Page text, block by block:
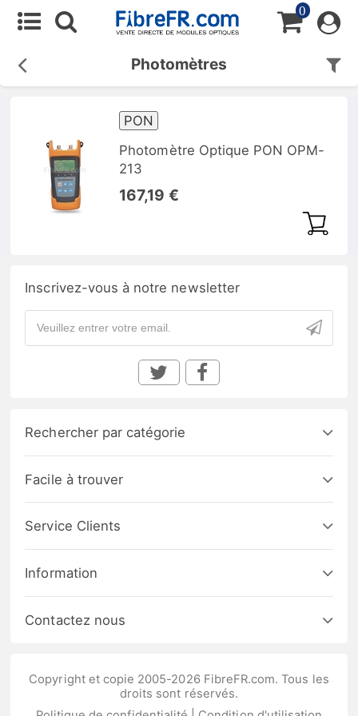
0
Photomètres
PON
Photomètre Optique PON OPM-
213
167,19 €
Inscrivez-vous à notre newsletter
Rechercher par catégorie
Facile à trouver
Service Clients
Information
Contactez nous
Copyright et copie 2005-2026 FibreFR.com. Tous les
droits sont réservés.